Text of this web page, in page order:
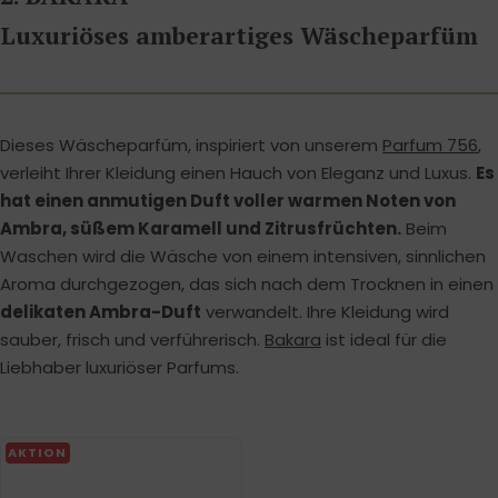
Luxuriöses amberartiges Wäscheparfüm
Dieses Wäscheparfüm, inspiriert von unserem Parfum 756,
verleiht Ihrer Kleidung einen Hauch von Eleganz und Luxus. Es
hat einen anmutigen Duft voller warmen Noten von
Ambra, süßem Karamell und Zitrusfrüchten. Beim
Waschen wird die Wäsche von einem intensiven, sinnlichen
Aroma durchgezogen, das sich nach dem Trocknen in einen
delikaten Ambra-Duft verwandelt. Ihre Kleidung wird
sauber, frisch und verführerisch. Bakara ist ideal für die
Liebhaber luxuriöser Parfums.
AKTION